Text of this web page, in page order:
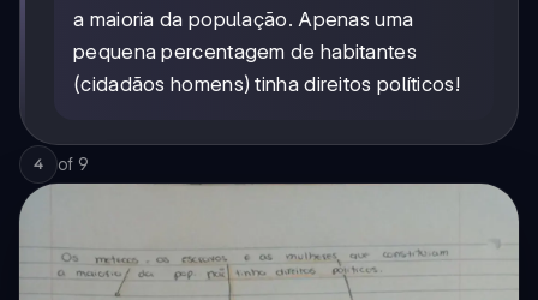
a maioria da população. Apenas uma
pequena percentagem de habitantes
(cidadãos homens) tinha direitos políticos!
4 of 9